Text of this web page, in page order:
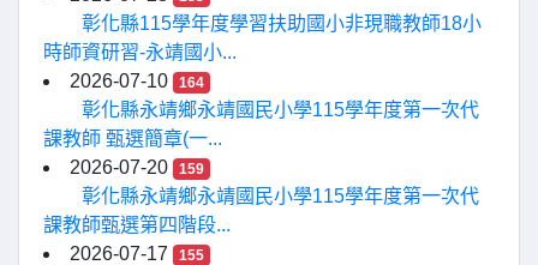
彰化縣115學年度學習扶助國小非現職教師18小
時師資研習-永靖國小...
2026-07-10
164
彰化縣永靖鄉永靖國民小學115學年度第一次代
課教師 甄選簡章(一...
2026-07-20
159
彰化縣永靖鄉永靖國民小學115學年度第一次代
課教師甄選第四階段...
2026-07-17
155